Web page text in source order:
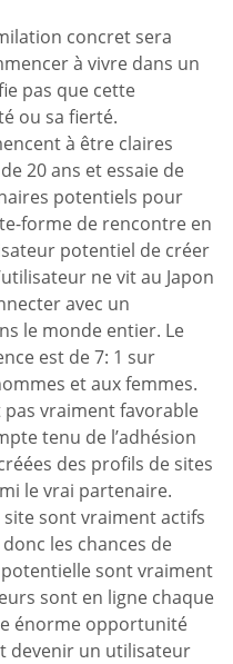
concret sera
à vivre dans un
pas que cette
ou sa fierté.
à être claires
20 ans et essaie de
potentiels pour
forme de rencontre en
potentiel de créer
ne vit au Japon
avec un
le monde entier. Le
est de 7: 1 sur
et aux femmes.
pas vraiment favorable
tenu de l’adhésion
des profils de sites
le vrai partenaire.
sont vraiment actifs
les chances de
sont vraiment
sont en ligne chaque
énorme opportunité
devenir un utilisateur